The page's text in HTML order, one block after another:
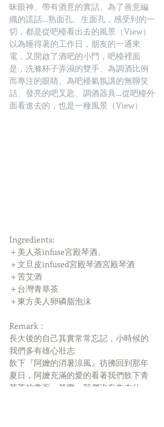
昧眼神、帶有酒意的實話、為了善意編
織的謊話…熟面孔、生面孔，感受到的一
切，都是從吧檯看出去的風景（View）
以為睡得著的工作日，朋友的一通來
電，又開啟了酒吧的小門，吧檯裡面
是，洗滌杯子弄濕的雙手、為調酒比例
而專注的眼睛、為吧檯氣氛講的無聊笑
話、發亮的吧叉匙、調酒器具…從吧檯外
面看進去的，也是一種風景（View）
Ingredients:
＋美人茶infuse宮殿琴酒、
＋文旦皮infused宮殿琴酒宮殿琴酒
＋苦艾酒
＋台灣青草茶
＋東方美人卵磷脂泡沫
Remark：
長大後的自己其實常常忘記，小時候的
我們多有雄心壯志
飲下『阿嬤的消暑涼風』彷彿回到那年
夏日，阿嬤充滿的愛的看著我們飲下青
草茶的畫面。其實，我們沒有失去什